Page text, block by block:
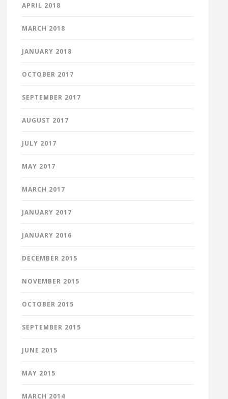
APRIL 2018
MARCH 2018
JANUARY 2018
OCTOBER 2017
SEPTEMBER 2017
AUGUST 2017
JULY 2017
MAY 2017
MARCH 2017
JANUARY 2017
JANUARY 2016
DECEMBER 2015
NOVEMBER 2015
OCTOBER 2015
SEPTEMBER 2015
JUNE 2015
MAY 2015
MARCH 2014